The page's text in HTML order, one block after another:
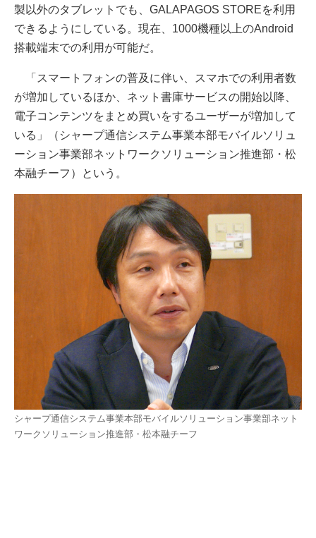
製以外のタブレットでも、GALAPAGOS STOREを利用
できるようにしている。現在、1000機種以上のAndroid
搭載端末での利用が可能だ。
「スマートフォンの普及に伴い、スマホでの利用者数
が増加しているほか、ネット書庫サービスの開始以降、
電子コンテンツをまとめ買いをするユーザーが増加して
いる」（シャープ通信システム事業本部モバイルソリュ
ーション事業部ネットワークソリューション推進部・松
本融チーフ）という。
シャープ通信システム事業本部モバイルソリューション事業部ネット
ワークソリューション推進部・松本融チーフ